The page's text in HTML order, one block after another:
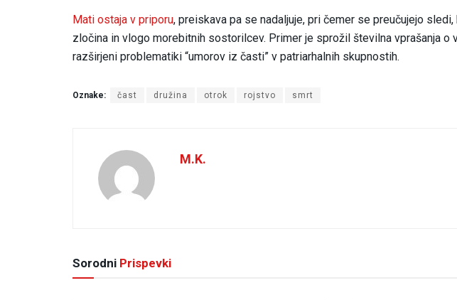
Mati ostaja v priporu, preiskava pa se nadaljuje, pri čemer se preučujejo
zločina in vlogo morebitnih sostorilcev. Primer je sprožil številna vprašanja o
razširjeni problematiki “umorov iz časti” v patriarhalnih skupnostih.
Oznake: čast družina otrok rojstvo smrt
M.K.
Sorodni Prispevki